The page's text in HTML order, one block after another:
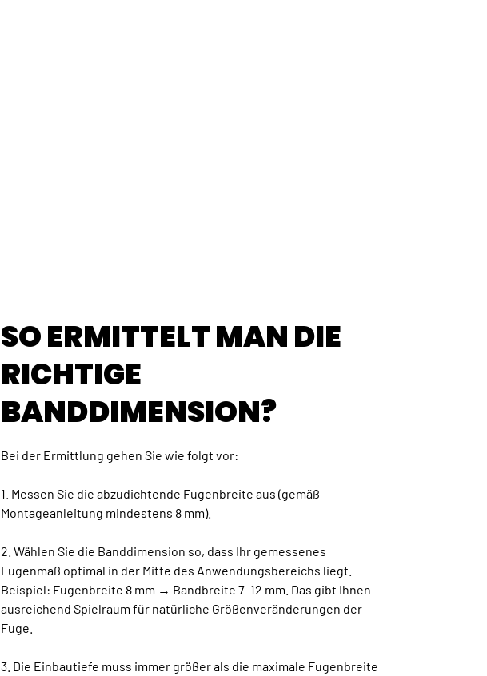
SO ERMITTELT MAN DIE
RICHTIGE
BANDDIMENSION?
Bei der Ermittlung gehen Sie wie folgt vor:
1. Messen Sie die abzudichtende Fugenbreite aus (gemäß
Montageanleitung mindestens 8 mm).
2. Wählen Sie die Banddimension so, dass Ihr gemessenes
Fugenmaß optimal in der Mitte des Anwendungsbereichs liegt.
Beispiel: Fugenbreite 8 mm → Bandbreite 7–12 mm. Das gibt Ihnen
ausreichend Spielraum für natürliche Größenveränderungen der
Fuge.
3. Die Einbautiefe muss immer größer als die maximale Fugenbreite